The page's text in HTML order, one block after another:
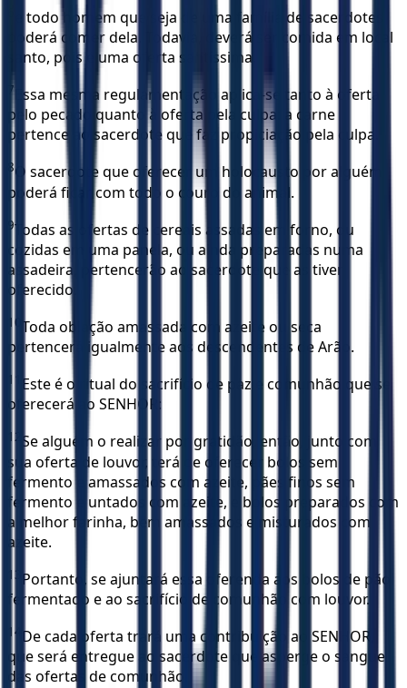
e todo homem que seja de uma família de sacerdotes
poderá comer dela. Todavia, deverá ser comida em local
santo, pois é uma oferta santíssima.
7
Essa mesma regulamentação aplica-se tanto à oferta
pelo pecado quanto à oferta pela culpa: a carne
pertence ao sacerdote que faz propiciação pela culpa.
8O sacerdote que oferecer um holocausto por alguém
poderá ficar com todo o couro do animal.
9Todas as ofertas de cereais assadas em forno, ou
cozidas em uma panela, ou ainda preparadas numa
assadeira, pertencerão ao sacerdote que as tiver
oferecido.
10 Toda oblação amassada com azeite ou seca
pertencerá igualmente aos descendentes de Arão.
11
Este é o ritual do sacrifício de paz e comunhão que se
oferecerá ao SENHOR:
12 Se alguém o realizar por gratidão, então, junto com
sua oferta de louvor, terá de oferecer bolos sem
fermento e amassados com azeite, pães finos sem
fermento e untados com azeite, e bolos preparados com
a melhor farinha, bem amassados e misturados com
azeite.
13 Portanto, se ajuntará essa oferenda aos bolos de pão
fermentado e ao sacrifício de comunhão com louvor.
14 De cada oferta trará uma contribuição ao SENHOR,
que será entregue ao sacerdote que asperge o sangue
das ofertas de comunhão.